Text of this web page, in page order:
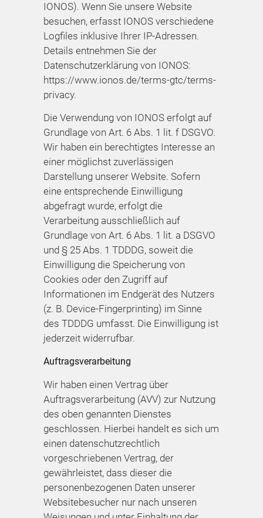
IONOS). Wenn Sie unsere Website
besuchen, erfasst IONOS verschiedene
Logfiles inklusive Ihrer IP-Adressen.
Details entnehmen Sie der
Datenschutzerklärung von IONOS:
https://www.ionos.de/terms-gtc/terms-
privacy.
Die Verwendung von IONOS erfolgt auf
Grundlage von Art. 6 Abs. 1 lit. f DSGVO.
Wir haben ein berechtigtes Interesse an
einer möglichst zuverlässigen
Darstellung unserer Website. Sofern
eine entsprechende Einwilligung
abgefragt wurde, erfolgt die
Verarbeitung ausschließlich auf
Grundlage von Art. 6 Abs. 1 lit. a DSGVO
und § 25 Abs. 1 TDDDG, soweit die
Einwilligung die Speicherung von
Cookies oder den Zugriff auf
Informationen im Endgerät des Nutzers
(z. B. Device-Fingerprinting) im Sinne
des TDDDG umfasst. Die Einwilligung ist
jederzeit widerrufbar.
Auftragsverarbeitung
Wir haben einen Vertrag über
Auftragsverarbeitung (AVV) zur Nutzung
des oben genannten Dienstes
geschlossen. Hierbei handelt es sich um
einen datenschutzrechtlich
vorgeschriebenen Vertrag, der
gewährleistet, dass dieser die
personenbezogenen Daten unserer
Websitebesucher nur nach unseren